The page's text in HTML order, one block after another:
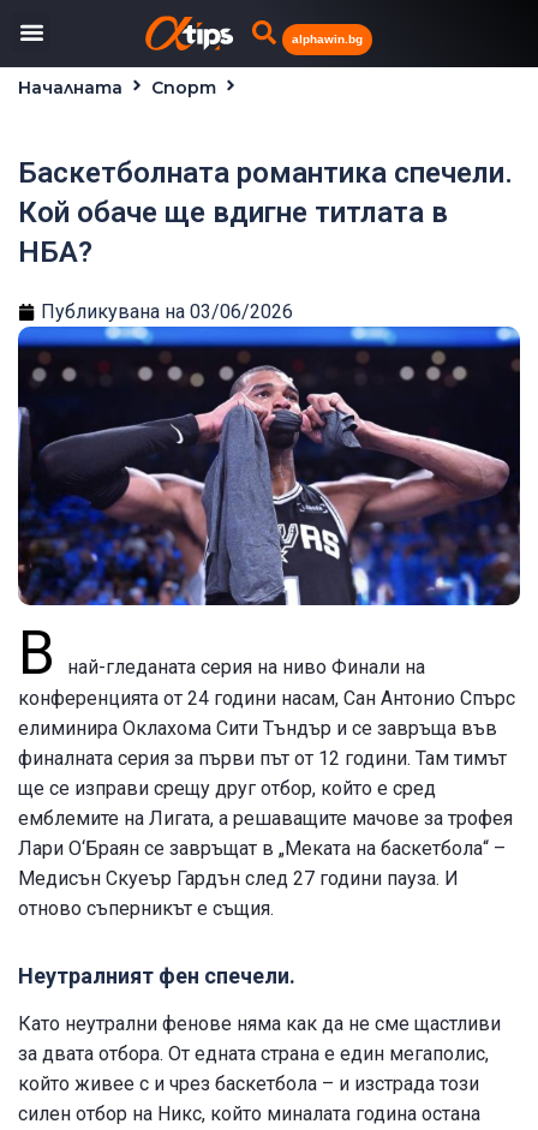
alphawin.bg
Началната
Спорт
Баскетболната романтика спечели.
Кой обаче ще вдигне титлата в
НБА?
Публикувана на 03/06/2026
В
най-гледаната серия на ниво Финали на
конференцията от 24 години насам, Сан Антонио Спърс
елиминира Оклахома Сити Тъндър и се завръща във
финалната серия за първи път от 12 години. Там тимът
ще се изправи срещу друг отбор, който е сред
емблемите на Лигата, а решаващите мачове за трофея
Лари О‘Браян се завръщат в „Меката на баскетбола“ –
Медисън Скуеър Гардън след 27 години пауза. И
отново съперникът е същия.
Неутралният фен спечели.
Като неутрални фенове няма как да не сме щастливи
за двата отбора. От едната страна е един мегаполис,
който живее с и чрез баскетбола – и изстрада този
силен отбор на Никс, който миналата година остана